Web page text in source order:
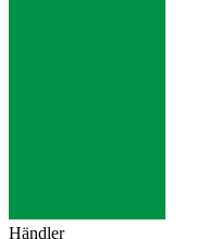
Händler